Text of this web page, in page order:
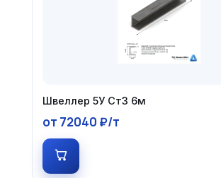
Швеллер 5У Ст3 6м
от 72040 ₽/т